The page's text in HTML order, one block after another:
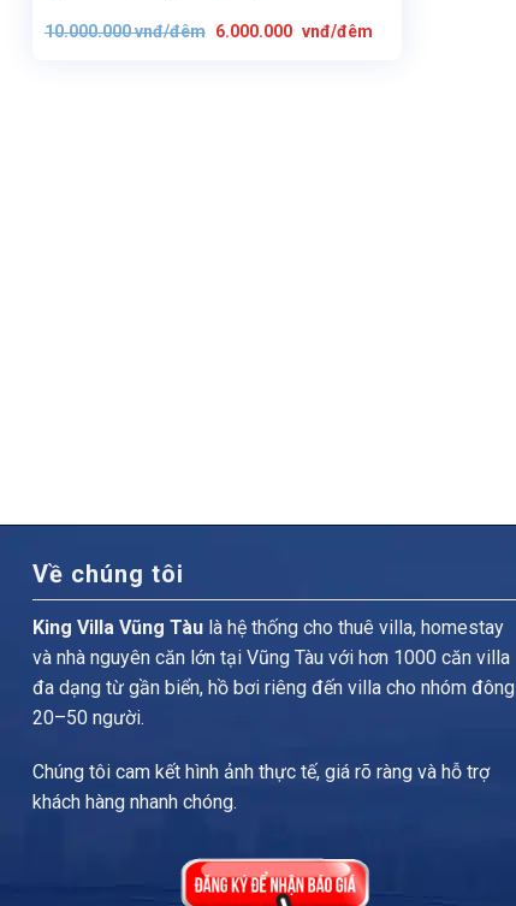
10.000.000vnđ/đêm gốc
6.000.000 vnđ/đêmhiện
Về chúng tôi
King Villa Vũng Tàu là hệ thống cho thuê villa, homestay
và nhà nguyên căn lớn tại Vũng Tàu với hơn 1000 căn villa
đa dạng từ gần biển, hồ bơi riêng đến villa cho nhóm đông
20–50 người.
Chúng tôi cam kết hình ảnh thực tế, giá rõ ràng và hỗ trợ
khách hàng nhanh chóng.